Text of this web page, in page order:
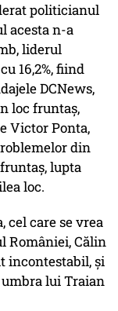
politicianul
acesta n-a
liderul
16,2%, fiind
DCNews,
loc fruntaș,
Victor Ponta,
din
lupta
loc.
cel care se vrea
României, Călin
incontestabil, și
lui Traian